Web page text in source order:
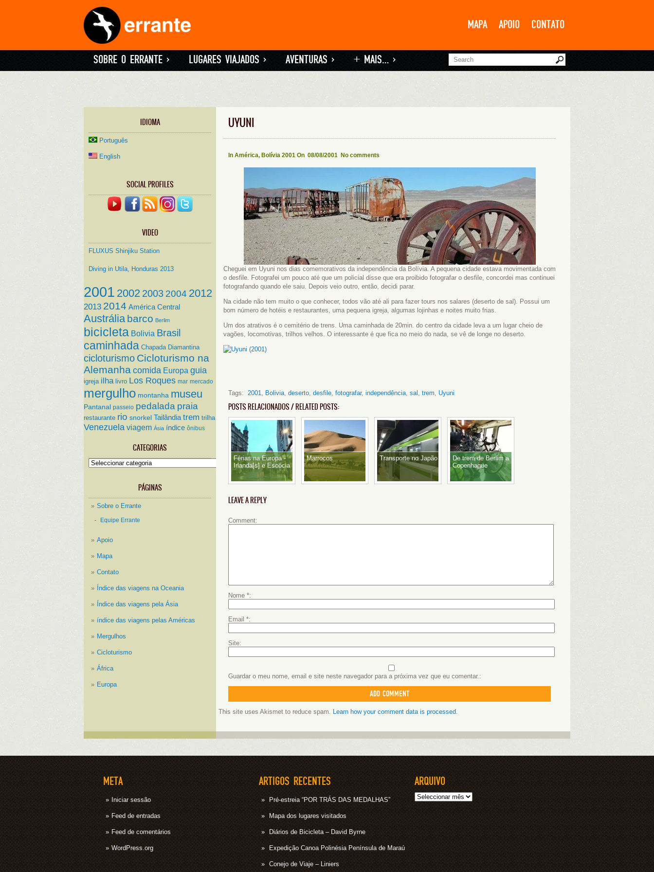
MAPA APOIO CONTATO
SOBRE O ERRANTE » LUGARES VIAJADOS » AVENTURAS » + MAIS… »
IDIOMA
Português
English
SOCIAL PROFILES
VIDEO
FLUXUS Shinjiku Station
Diving in Utila, Honduras 2013
2001 2002 2003 2004 2012
2013 2014 América Central
Austrália barco Berlim
bicicleta Bolivia Brasil
caminhada Chapada Diamantina
cicloturismo Cicloturismo na
Alemanha comida Europa guia
igreja ilha livro Los Roques mar mercado
mergulho montanha museu
Pantanal passeio pedalada praia
restaurante rio snorkel Tailândia trem trilha
Venezuela viagem Ásia índice ônibus
CATEGORIAS
Categorias
PÁGINAS
Sobre o Errante
Equipe Errante
Apoio
Mapa
Contato
Índice das viagens na Oceania
Índice das viagens pela Ásia
índice das viagens pelas Américas
Mergulhos
Cicloturismo
África
Europa
UYUNI
In América, Bolívia 2001 On 08/08/2001 No comments
Cheguei em Uyuni nos dias comemorativos da independência da Bolívia. A pequena cidade estava movimentada com
o desfile. Fotografei um pouco até que um policial disse que era proibido fotografar o desfile, concordei mas continuei
fotografando quando ele saiu. Depois veio outro, então, decidi parar.
Na cidade não tem muito o que conhecer, todos vão até ali para fazer tours nos salares (deserto de sal). Possui um
bom número de hotéis e restaurantes, uma pequena igreja, algumas lojinhas e noites muito frias.
Um dos atrativos é o cemitério de trens. Uma caminhada de 20min. do centro da cidade leva a um lugar cheio de
vagões, locomotivas, trilhos velhos. O interessante é que fica no meio do nada, se vê de longe no deserto.
Tags: 2001, Bolivia, deserto, desfile, fotografar, independência, sal , trem, Uyuni
POSTS RELACIONADOS / RELATED POSTS:
Férias na Europa -
Irlanda[s] e Escócia
Marrocos Transporte no Japão
De trem de Berlim a
Copenhague
LEAVE A REPLY
Comment
Nome *
Email *
Site
Guardar o meu nome, email e site neste navegador para a próxima vez que eu comentar.
This site uses Akismet to reduce spam. Learn how your comment data is processed.
META
Iniciar sessão
Feed de entradas
Feed de comentários
WordPress.org
ARTIGOS RECENTES
Pré-estreia “POR TRÁS DAS MEDALHAS”
Mapa dos lugares visitados
Diários de Bicicleta – David Byrne
Expedição Canoa Polinésia Península de Maraú
Conejo de Viaje – Liniers
ARQUIVO
Arquivo